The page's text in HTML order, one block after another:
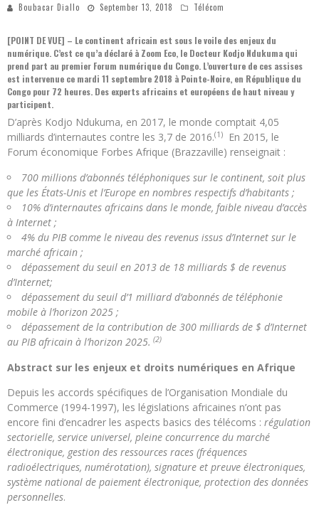
Boubacar Diallo September 13, 2018 Télécom
[POINT DE VUE] – Le continent africain est sous le voile des enjeux du
numérique. C’est ce qu’a déclaré à Zoom Eco, le Docteur Kodjo Ndukuma qui
prend part au premier Forum numérique du Congo. L’ouverture de ces assises
est intervenue ce mardi 11 septembre 2018 à Pointe-Noire, en République du
Congo pour 72 heures. Des experts africains et européens de haut niveau y
participent.
D’après Kodjo Ndukuma, en 2017, le monde comptait 4,05
milliards d’internautes contre les 3,7 de 2016.(1)
En 2015, le
Forum économique Forbes Afrique (Brazzaville) renseignait :
700 millions d’abonnés téléphoniques sur le continent, soit plus
que les États-Unis et l’Europe en nombres respectifs d’habitants ;
10% d’internautes africains dans le monde, faible niveau d’accès
à Internet ;
4% du PIB comme le niveau des revenus issus d’Internet sur le
marché africain ;
dépassement du seuil en 2013 de 18 milliards $ de revenus
d’Internet;
dépassement du seuil d’1 milliard d’abonnés de téléphonie
mobile à l’horizon 2025 ;
dépassement de la contribution de 300 milliards de $ d’Internet
au PIB africain à l’horizon 2025. (2)
Abstract sur les enjeux et droits numériques en Afrique
Depuis les accords spécifiques de l’Organisation Mondiale du
Commerce (1994-1997), les législations africaines n’ont pas
encore fini d’encadrer les aspects basics des télécoms : régulation
sectorielle, service universel, pleine concurrence du marché
électronique, gestion des ressources races (fréquences
radioélectriques, numérotation), signature et preuve électroniques,
système national de paiement électronique, protection des données
personnelles.